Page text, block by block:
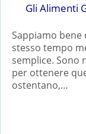
Gli Alimenti
Sappiamo
stesso tempo
semplice. Sono
per ottenere
ostentano,…